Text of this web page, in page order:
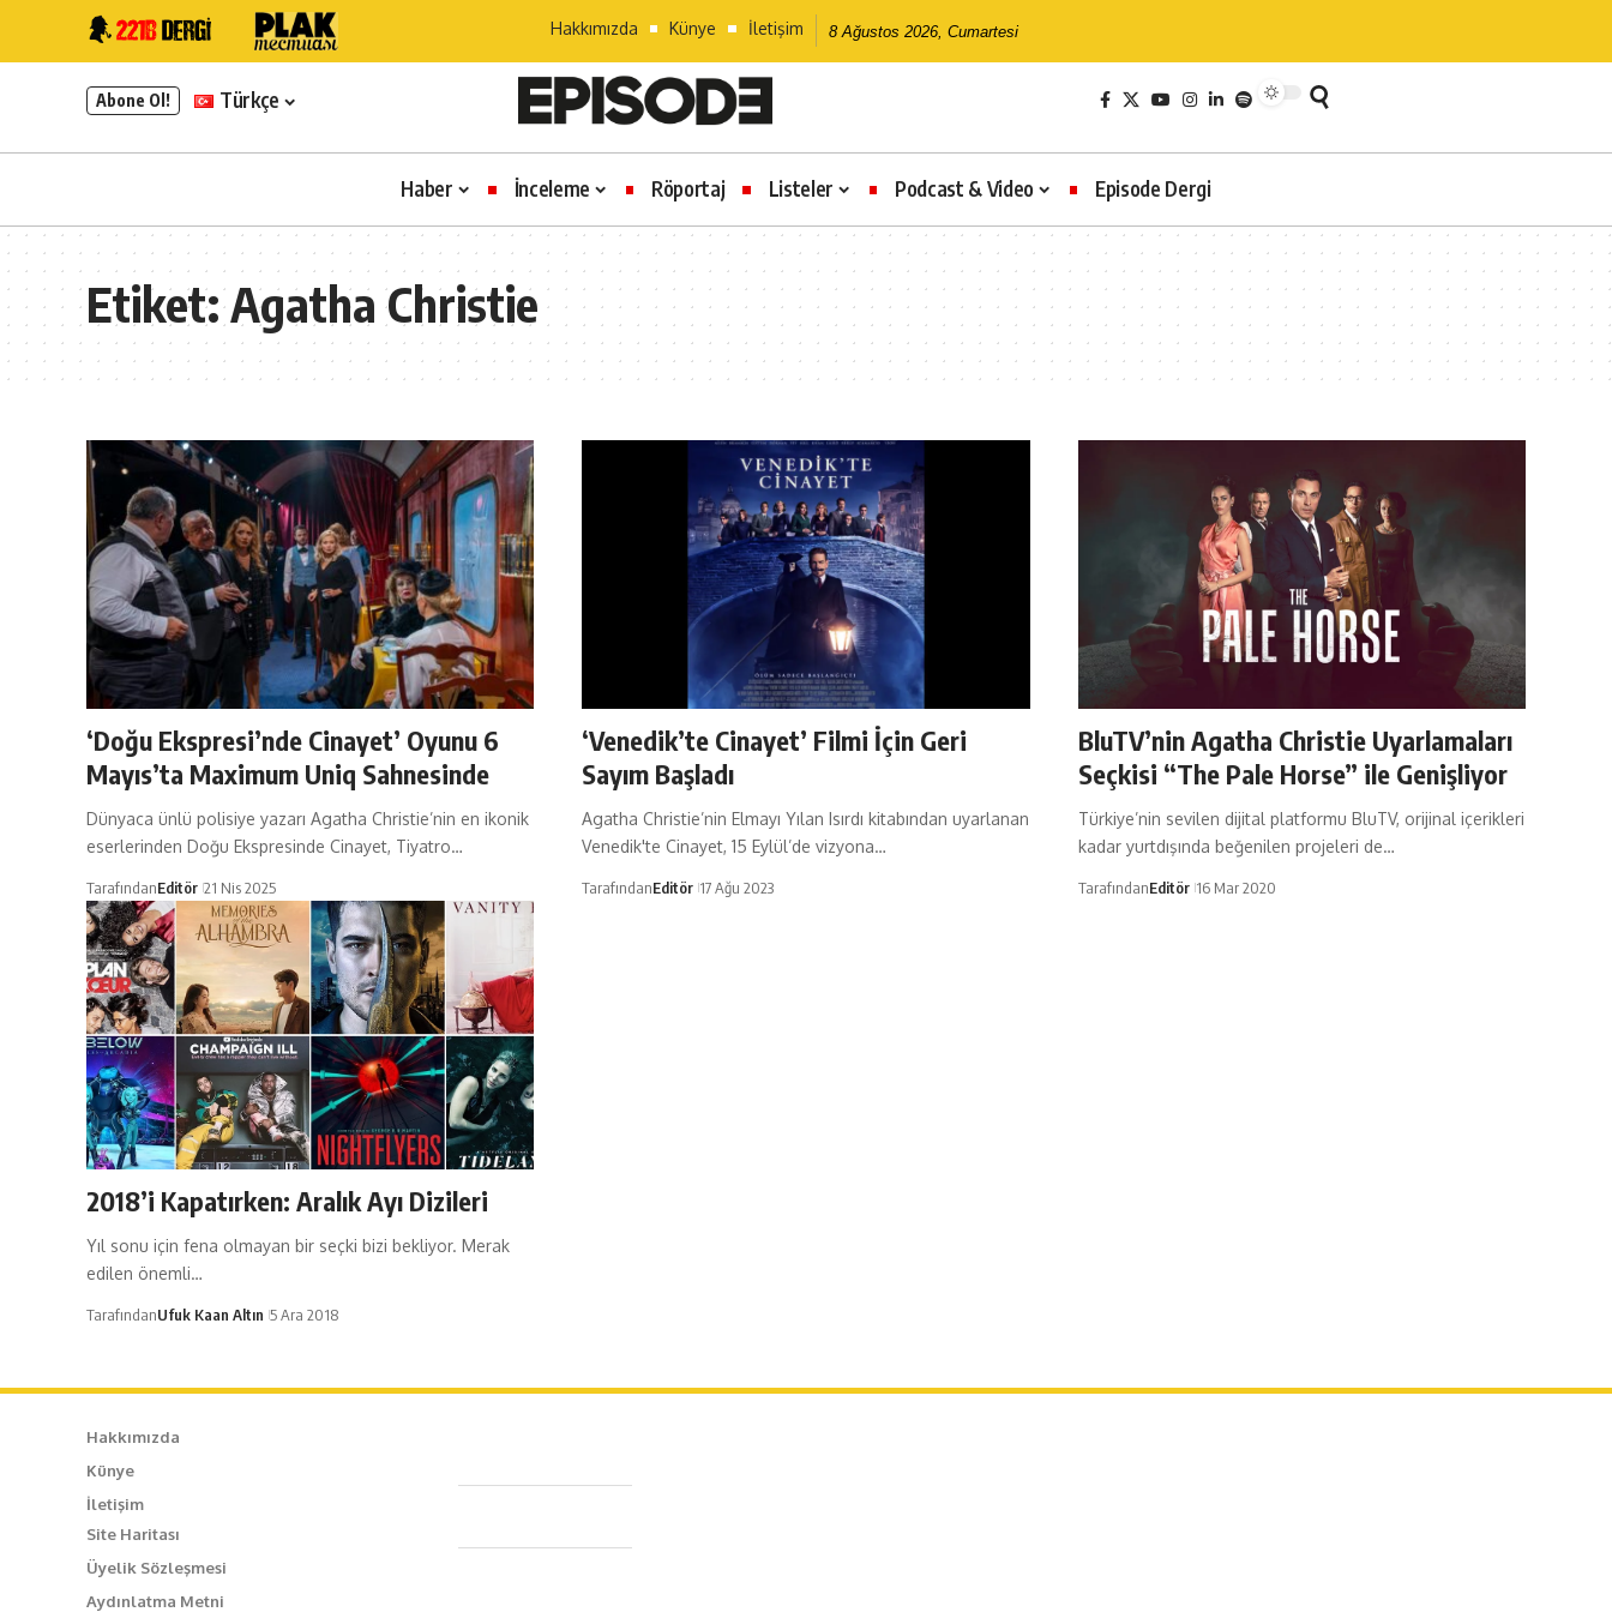
Hakkımızda Künye İletişim 8 Ağustos 2026, Cumartesi
Abone Ol! Türkçe
Haber İnceleme Röportaj Listeler Podcast & Video Episode Dergi
Etiket:Agatha Christie
‘Doğu Ekspresi’nde Cinayet’ Oyunu 6
Mayıs’ta Maximum Uniq Sahnesinde
Dünyaca ünlü polisiye yazarı Agatha Christie’nin en ikonik
eserlerinden Doğu Ekspresinde Cinayet, Tiyatro…
TarafındanEditör 21 Nis 2025
‘Venedik’te Cinayet’ Filmi İçin Geri
Sayım Başladı
Agatha Christie’nin Elmayı Yılan Isırdı kitabından uyarlanan
Venedik'te Cinayet, 15 Eylül’de vizyona…
TarafındanEditör 17 Ağu 2023
BluTV’nin Agatha Christie Uyarlamaları
Seçkisi “The Pale Horse” ile Genişliyor
Türkiye’nin sevilen dijital platformu BluTV, orijinal içerikleri
kadar yurtdışında beğenilen projeleri de…
TarafındanEditör 16 Mar 2020
2018’i Kapatırken: Aralık Ayı Dizileri
Yıl sonu için fena olmayan bir seçki bizi bekliyor. Merak
edilen önemli…
TarafındanUfuk Kaan Altın 5 Ara 2018
Hakkımızda
Künye
İletişim
Site Haritası
Üyelik Sözleşmesi
Aydınlatma Metni
Caferağa Mah. Dr. Şakir Paşa Sok. No3/A Kadıköy İstanbul
+90 543 345 46 00